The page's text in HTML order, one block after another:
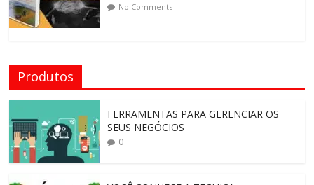
No Comments
Produtos
FERRAMENTAS PARA GERENCIAR OS
SEUS NEGÓCIOS
0